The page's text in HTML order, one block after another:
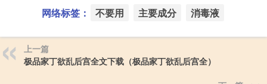
网络标签： 不要用 主要成分 消毒液
上一篇
极品家丁欲乱后宫全文下载（极品家丁欲乱后宫全）